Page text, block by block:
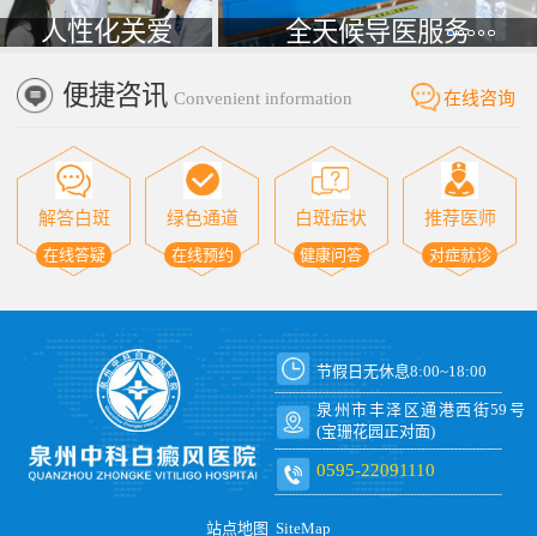
人性化关爱 全天候导医服务
便捷咨讯 Convenient information 在线咨询
解答白斑
在线答疑
绿色通道
在线预约
白斑症状
健康问答
推荐医师
对症就诊
节假日无休息8:00~18:00
泉州市丰泽区通港西街59号
(宝珊花园正对面)
0595-22091110
站点地图 SiteMap